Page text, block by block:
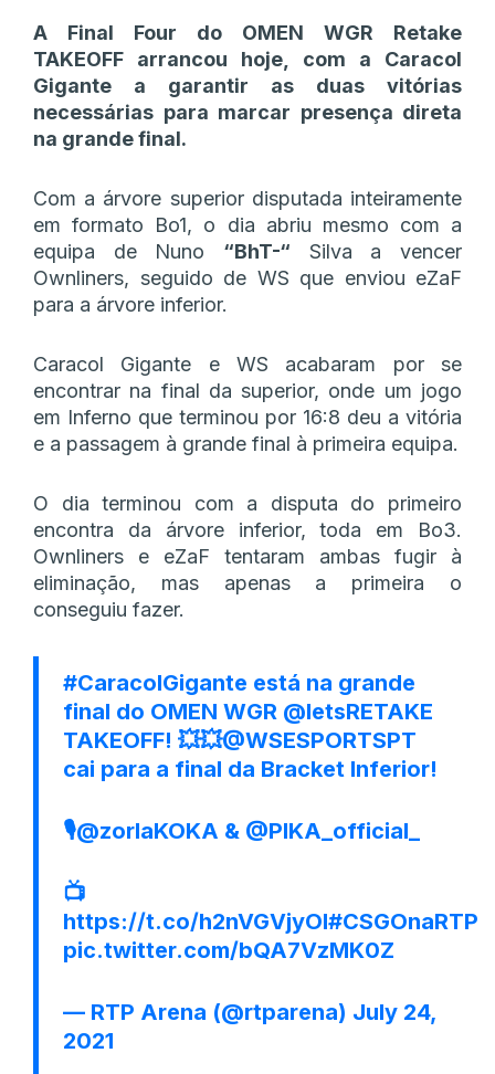
A Final Four do OMEN WGR Retake
TAKEOFF arrancou hoje, com a Caracol
Gigante a garantir as duas vitórias
necessárias para marcar presença direta
na grande final.
Com a árvore superior disputada inteiramente
em formato Bo1, o dia abriu mesmo com a
equipa de Nuno “BhT-“ Silva a vencer
Ownliners, seguido de WS que enviou eZaF
para a árvore inferior.
Caracol Gigante e WS acabaram por se
encontrar na final da superior, onde um jogo
em Inferno que terminou por 16:8 deu a vitória
e a passagem à grande final à primeira equipa.
O dia terminou com a disputa do primeiro
encontra da árvore inferior, toda em Bo3.
Ownliners e eZaF tentaram ambas fugir à
eliminação, mas apenas a primeira o
conseguiu fazer.
#CaracolGigante está na grande
final do OMEN WGR @letsRETAKE
TAKEOFF! 💥💥@WSESPORTSPT
cai para a final da Bracket Inferior!
🎙️@zorlaKOKA & @PIKA_official_
📺
https://t.co/h2nVGVjyOI#CSGOnaRTP
pic.twitter.com/bQA7VzMK0Z
— RTP Arena (@rtparena) July 24,
2021